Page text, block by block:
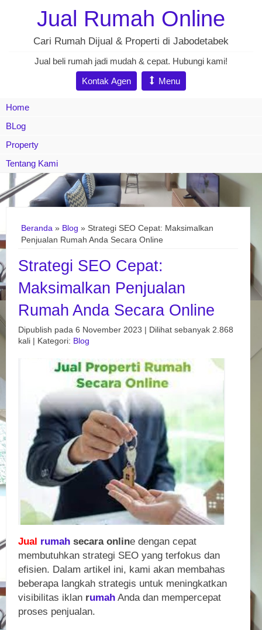
Jual Rumah Online
Cari Rumah Dijual & Properti di Jabodetabek
Jual beli rumah jadi mudah & cepat. Hubungi kami!
Kontak Agen
Menu
Home
BLog
Property
Tentang Kami
Beranda » Blog » Strategi SEO Cepat: Maksimalkan
Penjualan Rumah Anda Secara Online
Strategi SEO Cepat:
Maksimalkan Penjualan
Rumah Anda Secara Online
Dipublish pada 6 November 2023 | Dilihat sebanyak 2.868
kali | Kategori: Blog
Jual rumah secara online dengan cepat
membutuhkan strategi SEO yang terfokus dan
efisien. Dalam artikel ini, kami akan membahas
beberapa langkah strategis untuk meningkatkan
visibilitas iklan rumah Anda dan mempercepat
proses penjualan.